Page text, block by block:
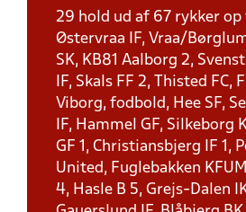
29 hold ud af 67 rykker op
Østervraa IF, Vraa/
SK, KB81 Aalborg 2,
IF, Skals FF 2, Thisted FC,
Viborg, fodbold, Hee SF,
IF, Hammel GF, Silkeborg
GF 1, Christiansbjerg IF 1,
United, Fuglebakken
4, Hasle B 5, Grejs-Dalen